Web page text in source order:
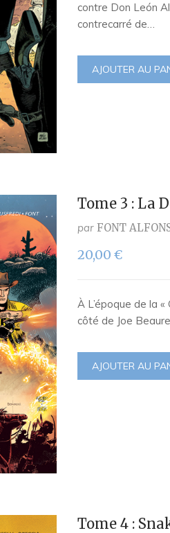
contre Don León
contrecarré de…
AJOUTER AU
Tome 3 : La
par FONT
20,00€
À L’époque de la
côté de Joe
AJOUTER AU
Tome 4 :